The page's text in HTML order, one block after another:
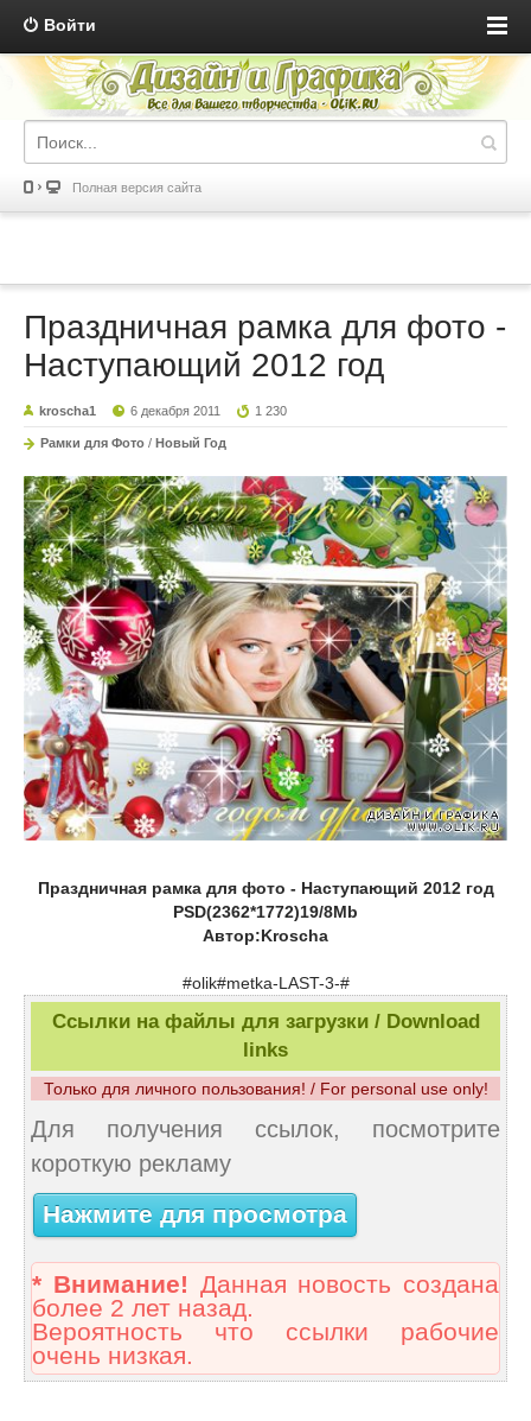
Войти
Полная версия сайта
Праздничная рамка для фото -
Наступающий 2012 год
kroscha1 6 декабря 2011 1 230
Рамки для Фото / Новый Год
Праздничная рамка для фото - Наступающий 2012 год
PSD(2362*1772)19/8Mb
Автор:Kroscha
#olik#metka-LAST-3-#
Ссылки на файлы для загрузки / Download
links
Только для личного пользования! / For personal use only!
Для получения ссылок, посмотрите
короткую рекламу
Нажмите для просмотра
* Внимание! Данная новость создана
более 2 лет назад.
Вероятность что ссылки рабочие
очень низкая.